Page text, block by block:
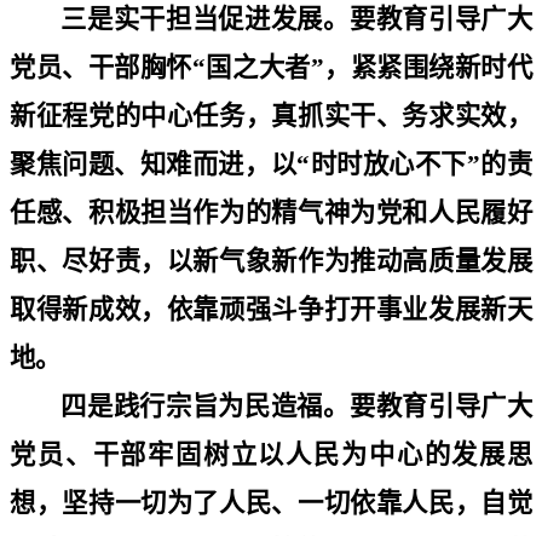
三是实干担当促进发展。要教育引导广大
党员、干部胸怀“ 国之大者”，紧紧围绕新时代
新征程党的中心任务，真抓实干、务求实效，
聚焦问题、知难而进，以“ 时时放心不下”的责
任感、积极担当作为的精气神为党和人民履好
职、尽好责，以新气象新作为推动高质量发展
取得新成效，依靠顽强斗争打开事业发展新天
地。
四是践行宗旨为民造福。要教育引导广大
党员、干部牢固树立以人民为中心的发展思
想，坚持一切为了人民、一切依靠人民，自觉